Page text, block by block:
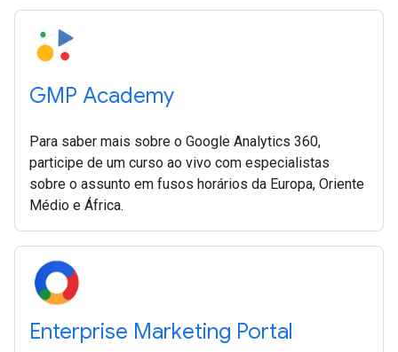
GMP Academy
Para saber mais sobre o Google Analytics 360,
participe de um curso ao vivo com especialistas
sobre o assunto em fusos horários da Europa, Oriente
Médio e África.
Enterprise Marketing Portal